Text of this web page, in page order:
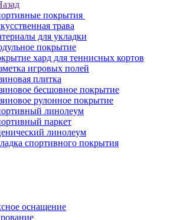
покрытия
трава
для укладки
покрытие
хард для теннисных кортов
игровых полей
плитка
бесшовное покрытие
рулонное покрытие
линолеум
паркет
линолеум
спортивного покрытия
оснащение